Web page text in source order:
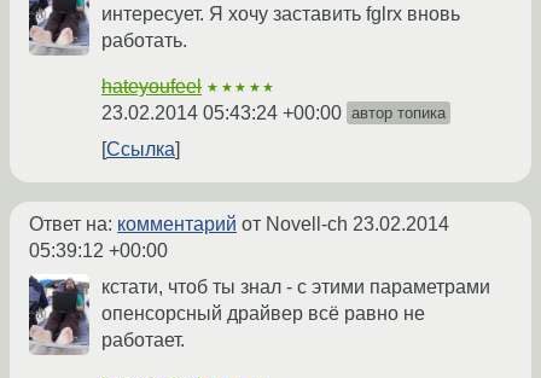
интересует. Я хочу заставить fglrx вновь
работать.
hateyoufeel ★★★★★
23.02.2014 05:43:24 +00:00 автор топика
Ссылка
Ответ на: комментарий от Novell-ch 23.02.2014
05:39:12 +00:00
кстати, чтоб ты знал - с этими параметрами
опенсорсный драйвер всё равно не
работает.